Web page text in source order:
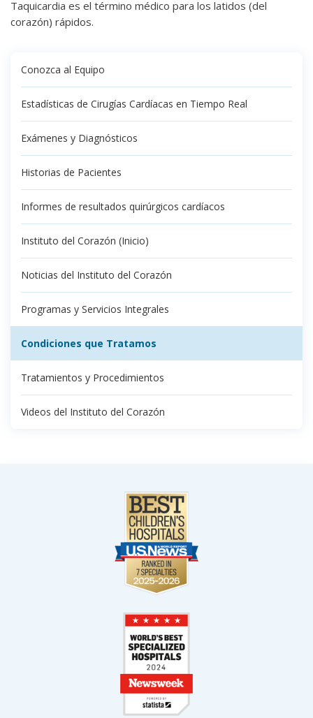
Taquicardia es el término médico para los latidos (del
corazón) rápidos.
Conozca al Equipo
Estadísticas de Cirugías Cardíacas en Tiempo Real
Exámenes y Diagnósticos
Historias de Pacientes
Informes de resultados quirúrgicos cardíacos
Instituto del Corazón (Inicio)
Noticias del Instituto del Corazón
Programas y Servicios Integrales
Condiciones que Tratamos
Tratamientos y Procedimientos
Videos del Instituto del Corazón